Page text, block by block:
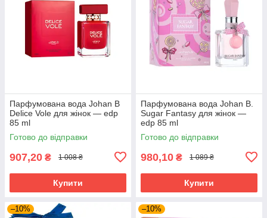
Парфумована вода Johan B
Delice Vole для жінок — edp
85 ml
Готово до відправки
907,20 ₴ 1 008 ₴
Купити
Парфумована вода Johan B.
Sugar Fantasy для жінок —
edp 85 ml
Готово до відправки
980,10 ₴ 1 089 ₴
Купити
–10% –10%